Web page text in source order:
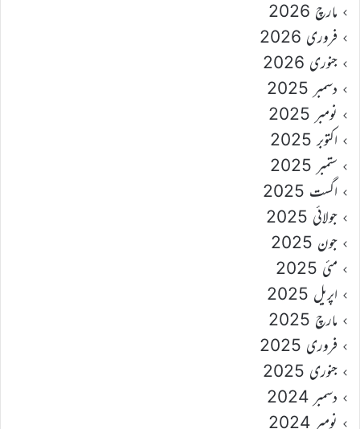
مارچ 2026
فروری 2026
جنوری 2026
دسمبر 2025
نومبر 2025
اکتوبر 2025
ستمبر 2025
اگست 2025
جولائی 2025
جون 2025
مئی 2025
اپریل 2025
مارچ 2025
فروری 2025
جنوری 2025
دسمبر 2024
نومبر 2024